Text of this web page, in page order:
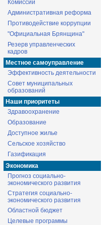
Комиссии
Административная реформа
Противодействие коррупции
"Официальная Брянщина"
Резерв управленческих
кадров
Местное самоуправление
Эффективность деятельности
Совет муниципальных
образований
Наши приоритеты
Здравоохранение
Образование
Доступное жилье
Сельское хозяйство
Газификация
Экономика
Прогноз социально-
экономического развития
Стратегия социально-
экономического развития
Областной бюджет
Целевые программы